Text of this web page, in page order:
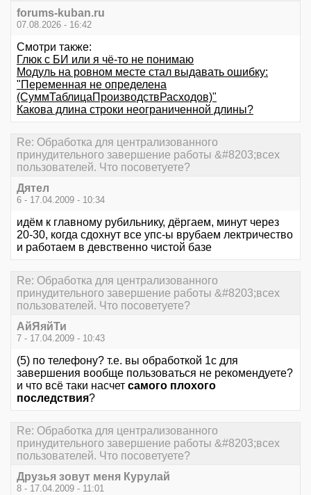
forums-kuban.ru
07.08.2026 - 16:42
Смотри также:
Глюк с БИ или я чё-то не понимаю
Модуль на ровном месте стал выдавать ошибку:
"Переменная не определена
(СуммТаблицаПроизводствРасходов)"
Какова длина строки неограниченной длины?
Re: Обработка для централизованного
принудительного завершение работы &#8203;всех
пользователей. Что посоветуете?
Дятeл
6 - 17.04.2009 - 10:34
идём к главному рубильнику, дёргаем, минут через
20-30, когда сдохнут все упс-ы врубаем лектричество
и работаем в девственно чистой базе
Re: Обработка для централизованного
принудительного завершение работы &#8203;всех
пользователей. Что посоветуете?
АйЯяйТи
7 - 17.04.2009 - 10:43
(5) по телефону? т.е. вы обработкой 1с для
завершения вообще пользоваться не рекомендуете?
и что всё таки насчет самого плохого
последствия?
Re: Обработка для централизованного
принудительного завершение работы &#8203;всех
пользователей. Что посоветуете?
Друзья зовут меня Курулай
8 - 17.04.2009 - 11:01